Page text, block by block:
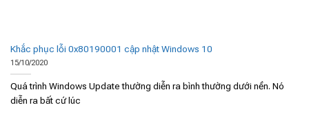
Khắc phục lỗi 0x80190001 cập nhật Windows 10
15/10/2020
Quá trình Windows Update thường diễn ra bình thường dưới nền. Nó
diễn ra bất cứ lúc